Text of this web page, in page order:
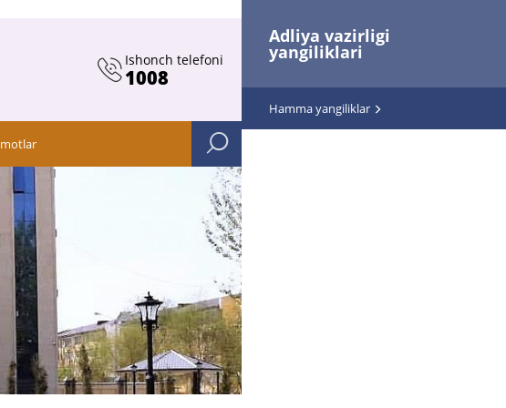
Adliya vazirligi
yangiliklari
Hamma yangiliklar
Ishonch telefoni
1008